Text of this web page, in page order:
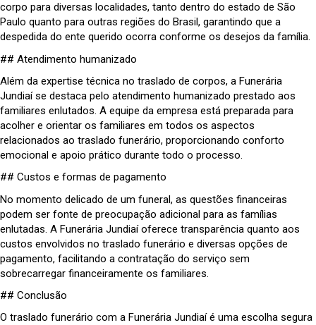
corpo para diversas localidades, tanto dentro do estado de São
Paulo quanto para outras regiões do Brasil, garantindo que a
despedida do ente querido ocorra conforme os desejos da família.
## Atendimento humanizado
Além da expertise técnica no traslado de corpos, a Funerária
Jundiaí se destaca pelo atendimento humanizado prestado aos
familiares enlutados. A equipe da empresa está preparada para
acolher e orientar os familiares em todos os aspectos
relacionados ao traslado funerário, proporcionando conforto
emocional e apoio prático durante todo o processo.
## Custos e formas de pagamento
No momento delicado de um funeral, as questões financeiras
podem ser fonte de preocupação adicional para as famílias
enlutadas. A Funerária Jundiaí oferece transparência quanto aos
custos envolvidos no traslado funerário e diversas opções de
pagamento, facilitando a contratação do serviço sem
sobrecarregar financeiramente os familiares.
## Conclusão
O traslado funerário com a Funerária Jundiaí é uma escolha segura